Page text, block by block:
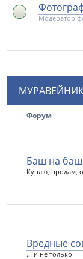
Модератор
Форум
Баш на баш
Куплю, продам,
Вредные
... и не только